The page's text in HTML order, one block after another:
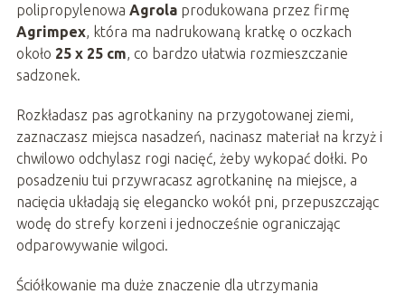
polipropylenowa Agrolaprodukowana przez firmę
Agrimpex, która ma nadrukowaną kratkę o oczkach
około 25 x 25 cm , co bardzo ułatwia rozmieszczanie
sadzonek.
Rozkładasz pas agrotkaniny na przygotowanej ziemi,
zaznaczasz miejsca nasadzeń, nacinasz materiał na krzyż i
chwilowo odchylasz rogi nacięć, żeby wykopać dołki. Po
posadzeniu tui przywracasz agrotkaninę na miejsce, a
nacięcia układają się elegancko wokół pni, przepuszczając
wodę do strefy korzeni i jednocześnie ograniczając
odparowywanie wilgoci.
Ściółkowanie ma duże znaczenie dla utrzymania